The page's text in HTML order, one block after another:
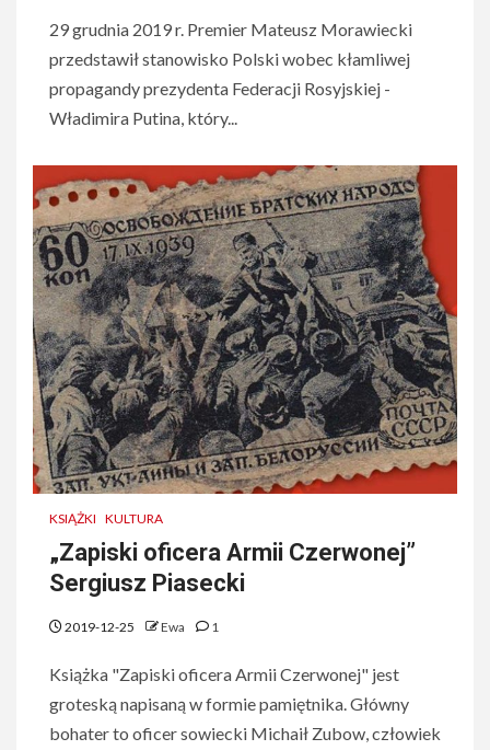
29 grudnia 2019 r. Premier Mateusz Morawiecki
przedstawił stanowisko Polski wobec kłamliwej
propagandy prezydenta Federacji Rosyjskiej -
Władimira Putina, który...
KSIĄŻKI KULTURA
„Zapiski oficera Armii Czerwonej”
Sergiusz Piasecki
2019-12-25 Ewa 1
Książka "Zapiski oficera Armii Czerwonej" jest
groteską napisaną w formie pamiętnika. Główny
bohater to oficer sowiecki Michaił Zubow, człowiek